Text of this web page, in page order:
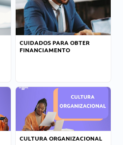
CUIDADOS PARA OBTER
FINANCIAMENTO
CULTURA ORGANIZACIONAL